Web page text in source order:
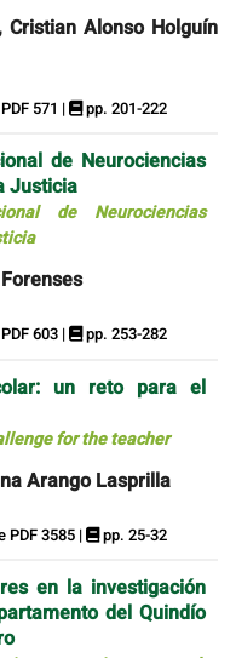
Alonso Holguín
571 | pp. 201-222
de Neurociencias
Justicia
de Neurociencias
603 | pp. 253-282
un reto para el
for the teacher
Arango Lasprilla
PDF 3585 | pp. 25-32
en la investigación
del Quindío